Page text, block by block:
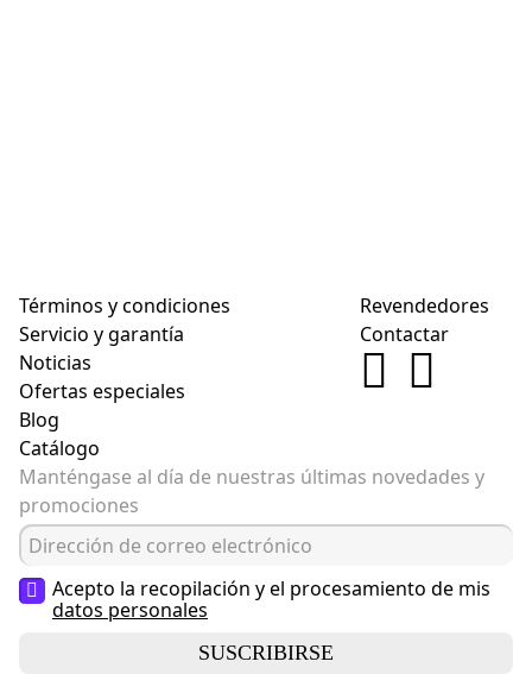
Términos y condiciones
Servicio y garantía
Noticias
Ofertas especiales
Blog
Catálogo
Revendedores
Contactar
Manténgase al día de nuestras últimas novedades y
promociones
Acepto la recopilación y el procesamiento de mis
datos personales
SUSCRIBIRSE